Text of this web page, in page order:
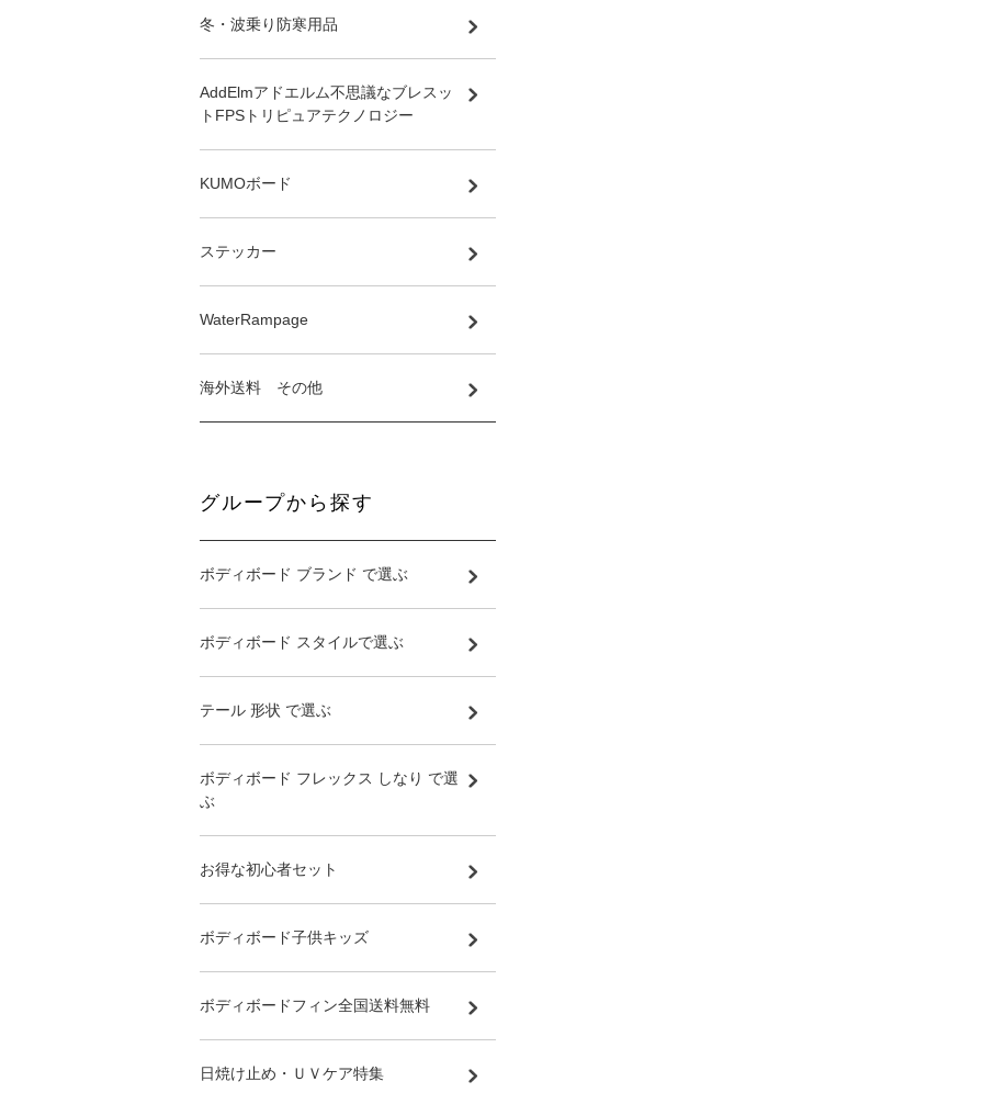
冬・波乗り防寒用品
AddElmアドエルム不思議なブレスッ
トFPSトリピュアテクノロジー
KUMOボード
ステッカー
WaterRampage
海外送料 その他
グループから探す
ボディボード ブランド で選ぶ
ボディボード スタイルで選ぶ
テール 形状 で選ぶ
ボディボード フレックス しなり で選
ぶ
お得な初心者セット
ボディボード子供キッズ
ボディボードフィン全国送料無料
日焼け止め・ＵＶケア特集